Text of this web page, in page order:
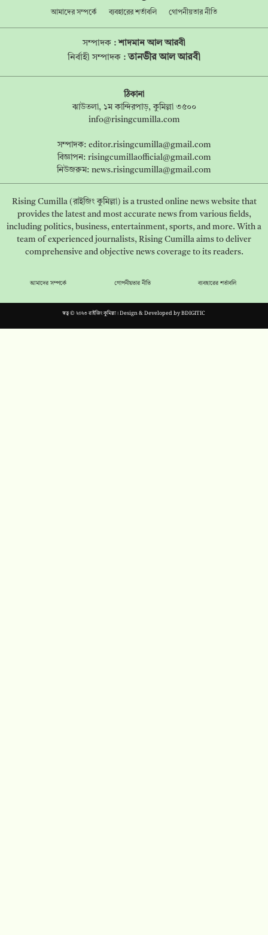
আমাদের সম্পর্কে ব্যবহারের শর্তাবলি গোপনীয়তার নীতি
সম্পাদক :শাদমান আল আরবী
নির্বাহী সম্পাদক : তানভীর আল আরবী
ঠিকানা
ঝাউতলা, ১ম কান্দিরপাড়, কুমিল্লা ৩৫০০
info@risingcumilla.com
সম্পাদক: editor.risingcumilla@gmail.com
বিজ্ঞাপন: risingcumillaofficial@gmail.com
নিউজরুম: news.risingcumilla@gmail.com
Rising Cumilla (রাইজিং কুমিল্লা) is a trusted online news website that
provides the latest and most accurate news from various fields,
including politics, business, entertainment, sports, and more. With a
team of experienced journalists, Rising Cumilla aims to deliver
comprehensive and objective news coverage to its readers.
আমাদের সম্পর্কে গোপনীয়তার নীতি ব্যবহারের শর্তাবলি
স্বত্ব © ২০২৩ রাইজিং কুমিল্লা। Design & Developed byBDIGITIC